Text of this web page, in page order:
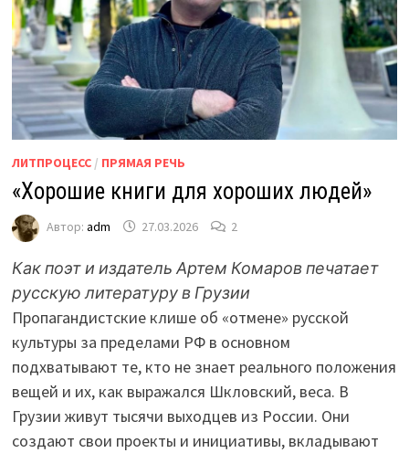
ЛИТПРОЦЕСС/ ПРЯМАЯ РЕЧЬ
«Хорошие книги для хороших людей»
Автор: adm 27.03.2026 2
Как поэт и издатель Артем Комаров печатает
русскую литературу в Грузии
Пропагандистские клише об «отмене» русской
культуры за пределами РФ в основном
подхватывают те, кто не знает реального положения
вещей и их, как выражался Шкловский, веса. В
Грузии живут тысячи выходцев из России. Они
создают свои проекты и инициативы, вкладывают